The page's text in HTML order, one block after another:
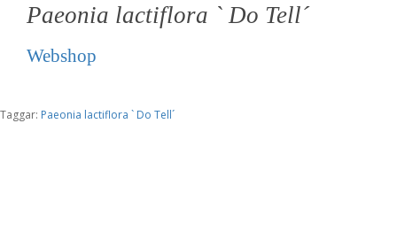
Paeonia lactiflora ` Do Tell´
Webshop
Taggar: Paeonia lactiflora ` Do Tell´